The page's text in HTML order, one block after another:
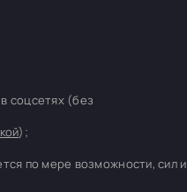
соцсетях (без
);
по мере возможности, сил и